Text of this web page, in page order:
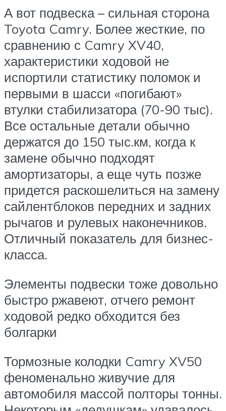
А вот подвеска – сильная сторона
Toyota Camry. Более жесткие, по
сравнению с Camry XV40,
характеристики ходовой не
испортили статистику поломок и
первыми в шасси «погибают»
втулки стабилизатора (70-90 тыс).
Все остальные детали обычно
держатся до 150 тыс.км, когда к
замене обычно подходят
амортизаторы, а еще чуть позже
придется раскошелиться на замену
сайлентблоков передних и задних
рычагов и рулевых наконечников.
Отличный показатель для бизнес-
класса.
Элементы подвески тоже довольно
быстро ржавеют, отчего ремонт
ходовой редко обходится без
болгарки
Тормозные колодки Camry XV50
феноменально живучие для
автомобиля массой полторы тонны.